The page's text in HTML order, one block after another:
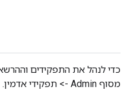
כדי לנהל את התפקידים
מסוף Admin -> תפקידי אדמין.